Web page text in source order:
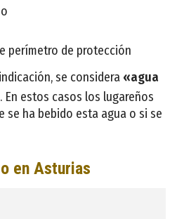
perímetro de protección
se considera «agua
. En estos casos los lugareños
se ha bebido esta agua o si se